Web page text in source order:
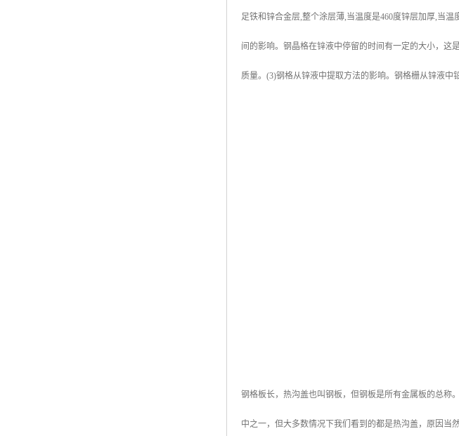
足铁和锌合金层,整个涂层薄,当温度是460度锌层加厚,当
间的影响。钢晶格在锌液中停留的时间有一定的大小，这
质量。(3)钢格从锌液中提取方法的影响。钢格栅从锌液中
钢格板长，热沟盖也叫钢板，但钢板是所有金属板的总称
中之一，但大多数情况下我们看到的都是热沟盖，原因当